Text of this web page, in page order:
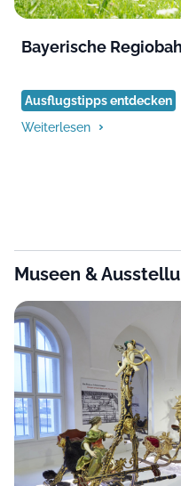
Bayerische
Ausflugstipps entdecken
Weiterlesen
Museen &